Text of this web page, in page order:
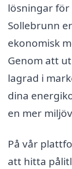
lösningar
Sollebrunn
ekonomisk
Genom att
lagrad i
dina
en mer
På vår
att hitta